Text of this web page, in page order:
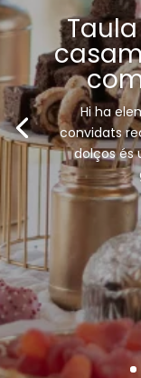
Hi ha
convidats
dolços és